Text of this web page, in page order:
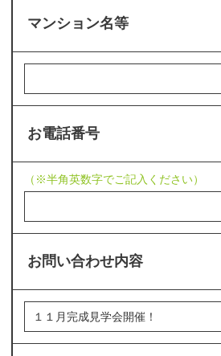
マンション名等
お電話番号
（※半角英数字でご記入ください）
お問い合わせ内容